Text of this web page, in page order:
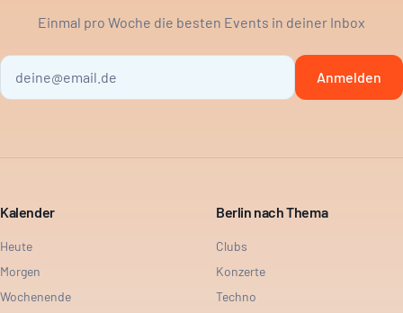
Einmal pro Woche die besten Events in deiner Inbox
Anmelden
Kalender
Heute
Morgen
Wochenende
Berlin nach Thema
Clubs
Konzerte
Techno